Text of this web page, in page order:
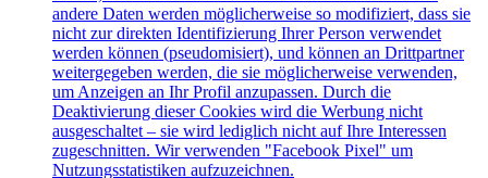
andere Daten werden möglicherweise so modifiziert, dass sie
nicht zur direkten Identifizierung Ihrer Person verwendet
werden können (pseudomisiert), und können an Drittpartner
weitergegeben werden, die sie möglicherweise verwenden,
um Anzeigen an Ihr Profil anzupassen. Durch die
Deaktivierung dieser Cookies wird die Werbung nicht
ausgeschaltet – sie wird lediglich nicht auf Ihre Interessen
zugeschnitten. Wir verwenden "Facebook Pixel" um
Nutzungsstatistiken aufzuzeichnen.